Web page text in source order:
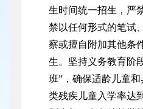
生时间统一招生，严
禁以任何形式的笔试
察或擅自附加其他条
生。坚持义务教育阶
班”，确保适龄儿童
类残疾儿童入学率达